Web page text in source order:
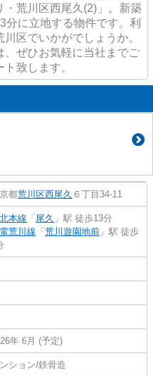
荒川区西尾久(2)」。新築
分に立地する物件です。利
区でいかがでしょうか。
ぜひお気軽に当社までご
致します。
都荒川区西尾久 ６丁目34-11
本線 「 尾久 」駅 徒歩13分
荒川線 「 荒川遊園地前 」駅 徒歩
年 6月 (予定)
ション/鉄骨造